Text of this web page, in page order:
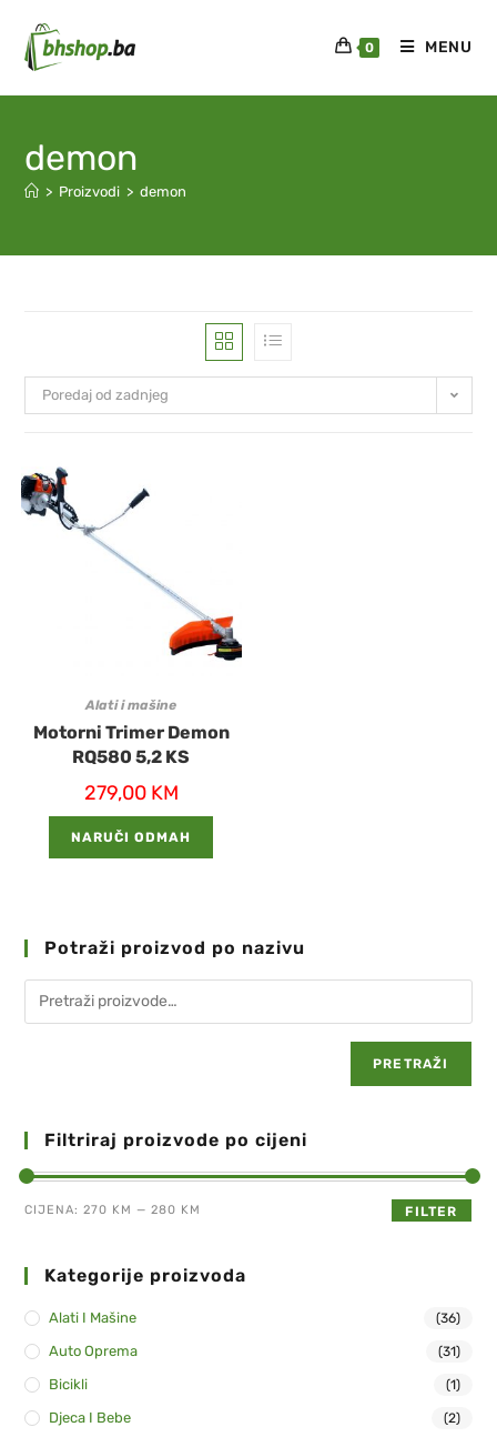
0 MENU
demon
> Proizvodi > demon
Poredaj od zadnjeg
Alati i mašine
Motorni Trimer Demon
RQ580 5,2 KS
279,00 KM
NARUČI ODMAH
Potraži proizvod po nazivu
PRETRAŽI
Filtriraj proizvode po cijeni
FILTER
CIJENA:270 KM —280 KM
Kategorije proizvoda
Alati I Mašine (36)
Auto Oprema (31)
Bicikli (1)
Djeca I Bebe (2)